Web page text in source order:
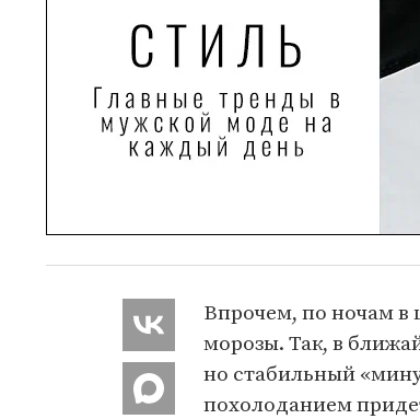
Впрочем, по ночам в
морозы. Так, в
но стабильный
похолоданием